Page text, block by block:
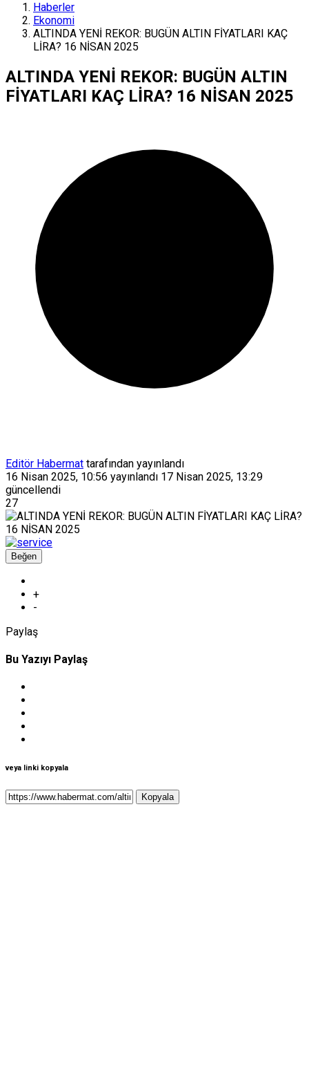
Haberler
Ekonomi
ALTINDA YENİ REKOR: BUGÜN ALTIN FİYATLARI KAÇ
LİRA? 16 NİSAN 2025
ALTINDA YENİ REKOR: BUGÜN ALTIN
FİYATLARI KAÇ LİRA? 16 NİSAN 2025
Editör Habermat tarafından yayınlandı
16 Nisan 2025, 10:56 yayınlandı 17 Nisan 2025, 13:29
güncellendi
27
Beğen
+
-
Paylaş
Bu Yazıyı Paylaş
veya linki kopyala
Kopyala